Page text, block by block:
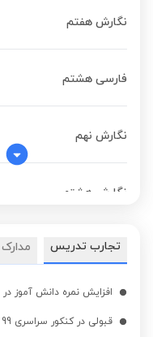
نگارش هفتم
فارسی هشتم
نگارش نهم
نگارش هشتم
تجارب تدریس
افزایش نمره دانش آموز
قبولی در کنکور سراسری 99